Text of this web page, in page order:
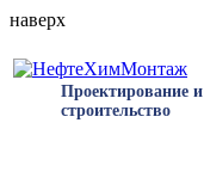
наверх
Проектирование и
строительство